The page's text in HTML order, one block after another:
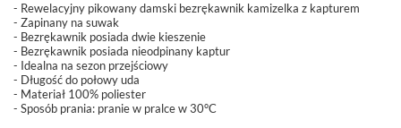
- Rewelacyjny pikowany damski bezrękawnik kamizelka z kapturem
- Zapinany na suwak
- Bezrękawnik posiada dwie kieszenie
- Bezrękawnik posiada nieodpinany kaptur
- Idealna na sezon przejściowy
- Długość do połowy uda
- Materiał 100% poliester
- Sposób prania: pranie w pralce w 30°C